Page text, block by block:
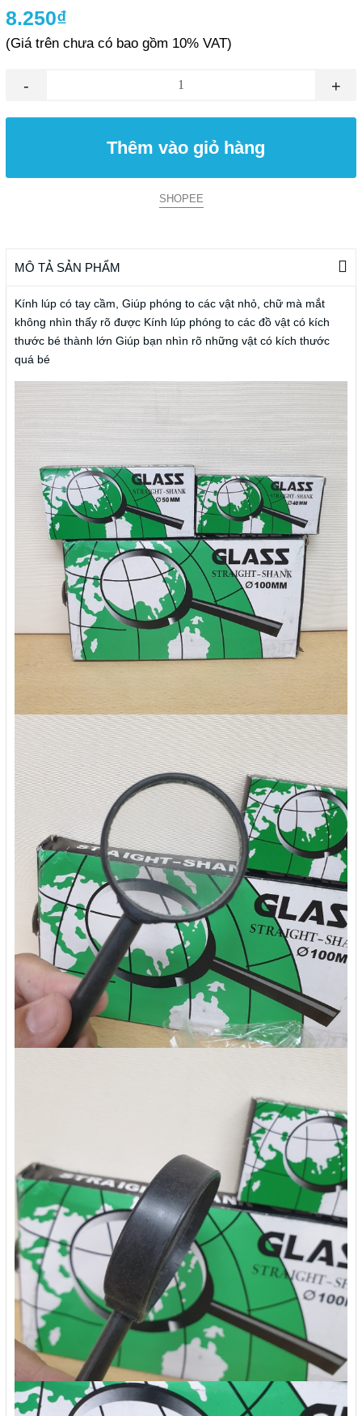
8.250₫
(Giá trên chưa có bao gồm 10% VAT)
- +
Thêm vào giỏ hàng
SHOPEE
MÔ TẢ SẢN PHẨM
Kính lúp có tay cầm, Giúp phóng to các vật nhỏ, chữ mà mắt
không nhìn thấy rõ được Kính lúp phóng to các đồ vật có kích
thước bé thành lớn Giúp bạn nhìn rõ những vật có kích thước
quá bé